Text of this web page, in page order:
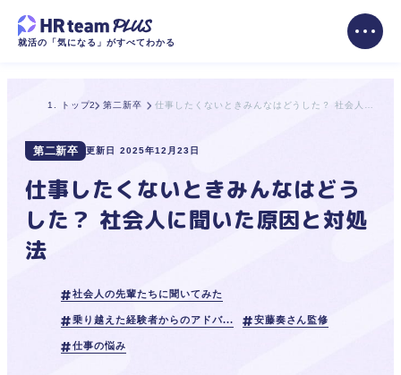
就活の「気になる」がすべてわかる
トップ 第二新卒
第二新卒 更新日 2025年12月23日
仕事したくないときみんなはどう
した？ 社会人に聞いた原因と対処
法
社会人の先輩たちに聞いてみた
乗り越えた経験者からのアドバ... 安藤奏さん監修
仕事の悩み